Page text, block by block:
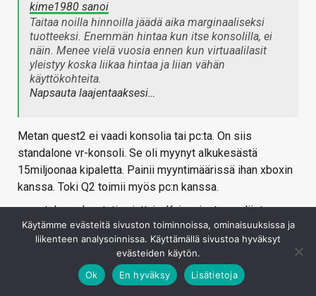
kime1980 sanoi
Taitaa noilla hinnoilla jäädä aika marginaaliseksi
tuotteeksi. Enemmän hintaa kun itse konsolilla, ei
näin. Menee vielä vuosia ennen kun virtuaalilasit
yleistyy koska liikaa hintaa ja liian vähän
käyttökohteita.
Napsauta laajentaaksesi…
Metan quest2 ei vaadi konsolia tai pc:ta. On siis
standalone vr-konsoli. Se oli myynyt alkukesästä
15miljoonaa kipaletta. Painii myyntimäärissä ihan xboxin
kanssa. Toki Q2 toimii myös pc:n kanssa.
sony tekee playstation juttuja. Kai mainstream löytyy
metan tuotteista.
Kirjaudu sisään vastataksesi
Käytämme evästeitä sivuston toiminnoissa, ominaisuuksissa ja
liikenteen analysoinnissa. Käyttämällä sivustoa hyväksyt
evästeiden käytön.
Ok
En hyväksy Lisätietoja